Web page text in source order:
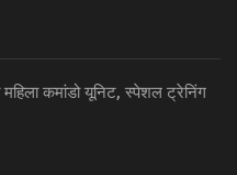
कमांडो यूनिट, स्पेशल ट्रेनिंग